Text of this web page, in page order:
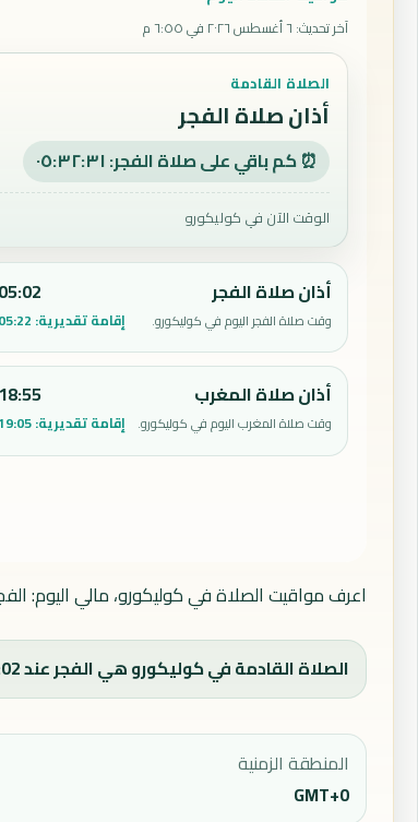
آخر تحديث: ٦ أغسطس ٢٠٢٦ في ٦:٥٥ م
الصلاة القادمة
أذان صلاة الفجر
⏰ كم باقي على صلاة الفجر: ٠٥:٣٢:٣٠
الوقت الآن في كوليكورو
أذان صلاة الفجر
وقت صلاة الفجر اليوم في كوليكورو.
05:02
إقامة تقديرية: 05:22
أذان صلاة المغرب
وقت صلاة المغرب اليوم في كوليكورو.
18:55
إقامة تقديرية:
اعرف مواقيت الصلاة في كوليكورو، مالي اليوم:
الصلاة القادمة في كوليكورو هي الفجر عند 05:02، ووقت الفجر اليوم 05:02.
المنطقة الزمنية
GMT+0